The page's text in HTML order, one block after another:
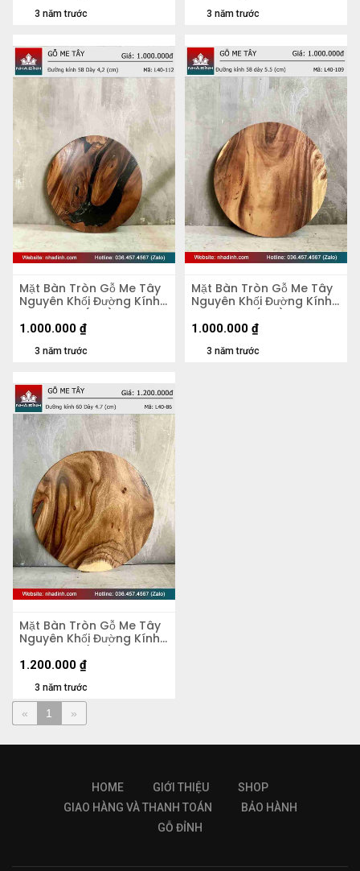
3 năm trước 3 năm trước
Mặt Bàn Tròn Gỗ Me Tây
Nguyên Khối Đường Kính
58 Dày 4,2 (cm)
3 năm trước
1.000.000 ₫
Mặt Bàn Tròn Gỗ Me Tây
Nguyên Khối Đường Kính
58 Dày 5,5 (cm)
3 năm trước
1.000.000 ₫
Mặt Bàn Tròn Gỗ Me Tây
Nguyên Khối Đường Kính
60 Dày 4.5 (cm)
3 năm trước
1.200.000 ₫
« 1 »
HOME GIỚI THIỆU
SHOP
GIAO HÀNG VÀ THANH TOÁN
BẢO HÀNH
GỖ ĐỈNH